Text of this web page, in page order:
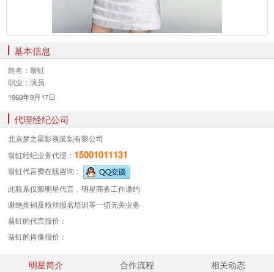
基本信息
姓名： 翁虹
职业： 演员
1968年9月17日
代理经纪公司
北京梦之星影视策划有限公司
翁虹经纪业务代理： 15001011131
翁虹代言费在线咨询：
此联系仅限明星代言，明星商务工作邀约
谢绝推销及粉丝报名培训等一切无关业务
翁虹的代言报价：
翁虹的肖像报价：
明星简介 合作流程 相关动态